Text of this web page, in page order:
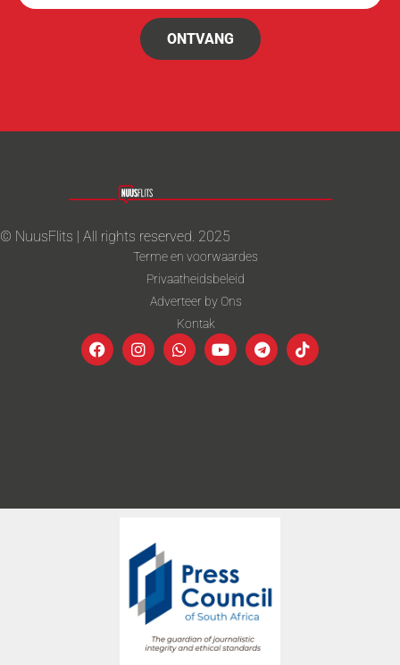
ONTVANG
© NuusFlits | All rights reserved. 2025
Terme en voorwaardes
Privaatheidsbeleid
Adverteer by Ons
Kontak